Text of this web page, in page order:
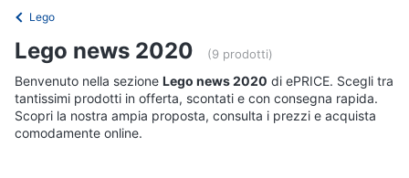
Tv
e
Home
Cinema
Lego
Lego news 2020 (9 prodotti)
Benvenuto nella sezione Lego news 2020 di ePRICE. Scegli tra
tantissimi prodotti in offerta, scontati e con consegna rapida.
Scopri la nostra ampia proposta, consulta i prezzi e acquista
comodamente online.